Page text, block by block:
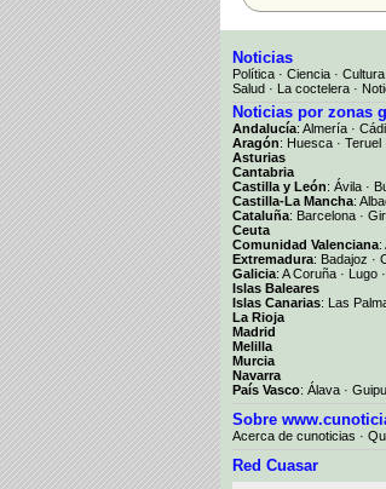
Noticias
Política · Ciencia · Cultura
Salud · La coctelera ·
Noticias por zonas
Andalucía: Almería ·
Aragón: Huesca · Teruel
Asturias
Cantabria
Castilla y León: Ávila ·
Castilla-La Mancha:
Cataluña: Barcelona ·
Ceuta
Comunidad Valenciana:
Extremadura: Badajoz ·
Galicia: A Coruña · Lugo ·
Islas Baleares
Islas Canarias: Las
La Rioja
Madrid
Melilla
Murcia
Navarra
País Vasco: Álava ·
Sobre
Acerca de cunoticias ·
Red Cuasar